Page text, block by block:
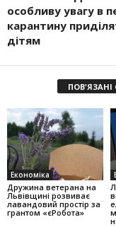
особливу увагу в
карантину
дітям
ПОВ'ЯЗАНІ
Економіка
Дружина ветерана на
Львівщині розвиває
лавандовий простір за
грантом «єРобота»